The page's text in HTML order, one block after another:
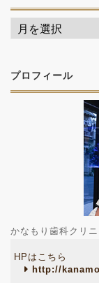
プロフィール
かなもり歯科クリ
HPはこちら
http://